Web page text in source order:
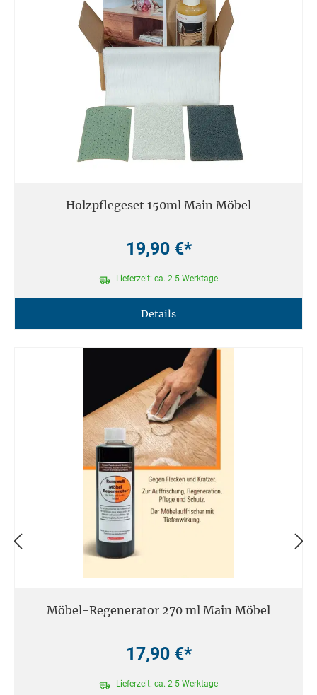
Holzpflegeset 150ml Main Möbel
19,90 €*
Lieferzeit: ca. 2-5 Werktage
Details
Möbel-Regenerator 270 ml Main Möbel
17,90 €*
Lieferzeit: ca. 2-5 Werktage